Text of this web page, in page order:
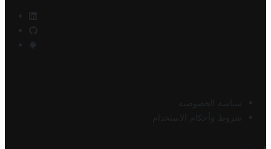
سياسة الخصوصية
شروط وأحكام الاستخدام